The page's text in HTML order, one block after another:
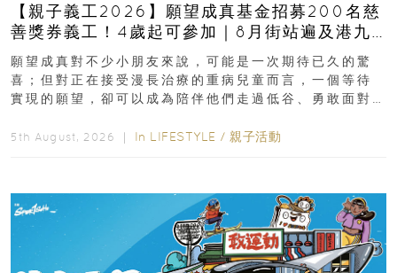
【親子義工2026】願望成真基金招募200名慈
善獎券義工！4歲起可參加｜8月街站遍及港九
新界
願望成真對不少小朋友來說，可能是一次期待已久的驚
喜；但對正在接受漫長治療的重病兒童而言，一個等待
實現的願望，卻可以成為陪伴他們走過低谷、勇敢面對
5th August, 2026 ｜ In LIFESTYLE / 親子活動